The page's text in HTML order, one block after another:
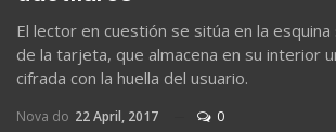
El lector en cuestión se sitúa en la
de la tarjeta, que almacena en su interior
cifrada con la huella del usuario.
Nova do 22 April, 2017 0